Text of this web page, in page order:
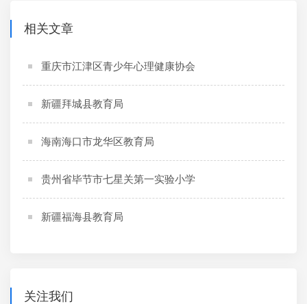
相关文章
重庆市江津区青少年心理健康协会
新疆拜城县教育局
海南海口市龙华区教育局
贵州省毕节市七星关第一实验小学
新疆福海县教育局
关注我们